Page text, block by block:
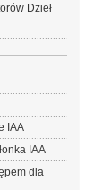
Dzieł
IAA
IAA
dla